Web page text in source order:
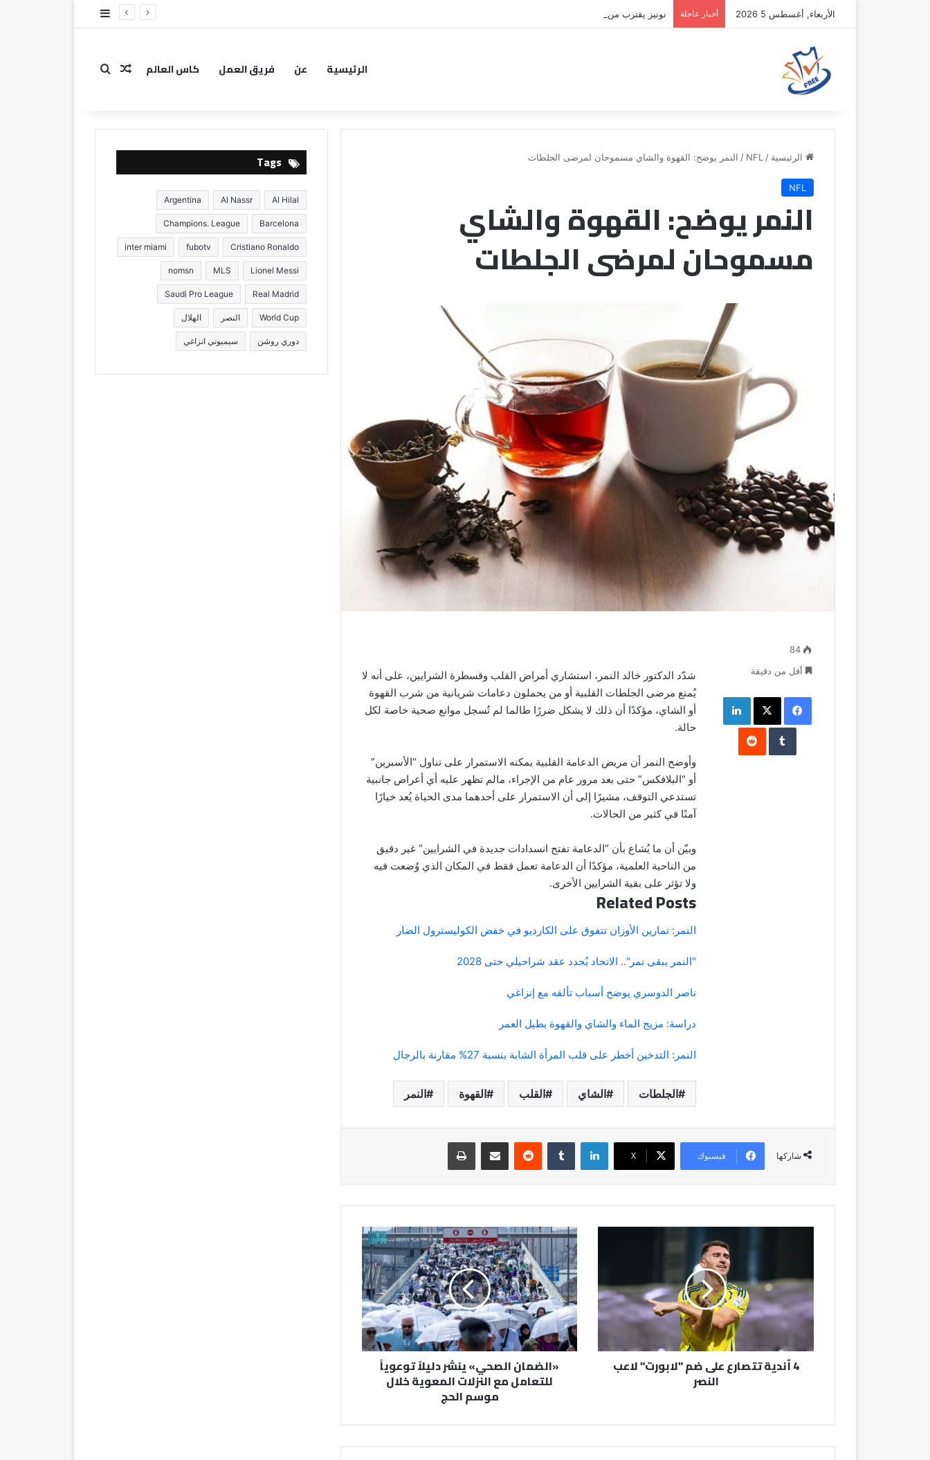
الأربعاء, أغسطس 5 2026 أخبار عاجلة نونيز يقترب من خطوة جديدة بموافقة الهلال إضافة عمود جانبي
الرئيسية عن فريق العمل كاس العالم مقال عشوائي
بحث عن
الرئيسية /
NFL
/ النمر يوضح: القهوة والشاي مسموحان لمرضى الجلطات
NFL
النمر يوضح: القهوة والشاي
مسموحان لمرضى الجلطات
شدّد الدكتور خالد النمر، استشاري أمراض القلب وقسطرة الشرايين، على أنه لا
يُمنع مرضى الجلطات القلبية أو من يحملون دعامات شريانية من شرب القهوة
أو الشاي، مؤكدًا أن ذلك لا يشكل ضررًا طالما لم تُسجل موانع صحية خاصة لكل
حالة.
وأوضح النمر أن مريض الدعامة القلبية يمكنه الاستمرار على تناول “الأسبرين”
أو “البلافكس” حتى بعد مرور عام من الإجراء، مالم تظهر عليه أي أعراض جانبية
تستدعي التوقف، مشيرًا إلى أن الاستمرار على أحدهما مدى الحياة يُعد خيارًا
آمنًا في كثير من الحالات.
وبيّن أن ما يُشاع بأن “الدعامة تفتح انسدادات جديدة في الشرايين” غير دقيق
من الناحية العلمية، مؤكدًا أن الدعامة تعمل فقط في المكان الذي وُضعت فيه
ولا تؤثر على بقية الشرايين الأخرى.
Related Posts
النمر: تمارين الأوزان تتفوق على الكارديو في خفض الكوليسترول الضار
"النمر يبقى نمر".. الاتحاد يُجدد عقد شراحيلي حتى 2028
ناصر الدوسري يوضح أسباب تألقه مع إنزاغي
دراسة: مزيج الماء والشاي والقهوة يطيل العمر
النمر: التدخين أخطر على قلب المرأة الشابة بنسبة 27% مقارنة بالرجال
الجلطات الشاي القلب القهوة النمر
84
أقل من دقيقة
فيسبوك‫X لينكدإن
‏Tumblr
‏Reddit
شاركها فيسبوك ‫X
لينكدإن مشاركة عبر البريد طباعة
على
ضم
"لابورت"
لاعب
النصر
4 أندية تتصارع على ضم "لابورت" لاعب
النصر
«الضمان
الصحي»
ينشر
دليلاً
توعوياً
للتعامل
مع
النزلات
المعوية
«الضمان الصحي» ينشر دليلاً توعوياً
للتعامل مع النزلات المعوية خلال
موسم الحج
Tags
Al Hilal
Al Nassr
Argentina
Barcelona
Champions. League
Cristiano Ronaldo
fubotv
inter miami
Lionel Messi
MLS
nomsn
Real Madrid
Saudi Pro League
World Cup النصر الهلال
دوري روشن سيميوني انزاغي